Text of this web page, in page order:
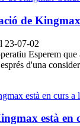
de
23-07-02
Esperem
d'una
està